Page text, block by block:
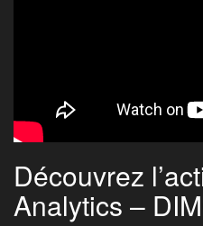
Découvrez
Analytics –